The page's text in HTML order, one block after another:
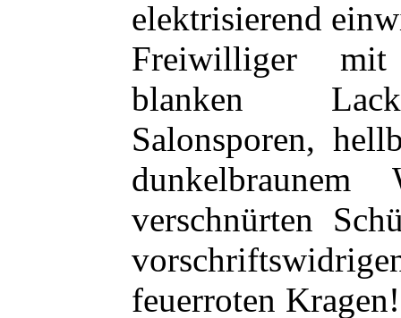
elektrisierend
Freiwilliger mit
blanken
Salonsporen,
verschnürten
feuerroten